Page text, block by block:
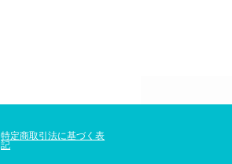
特定商取引法に基づく表
記